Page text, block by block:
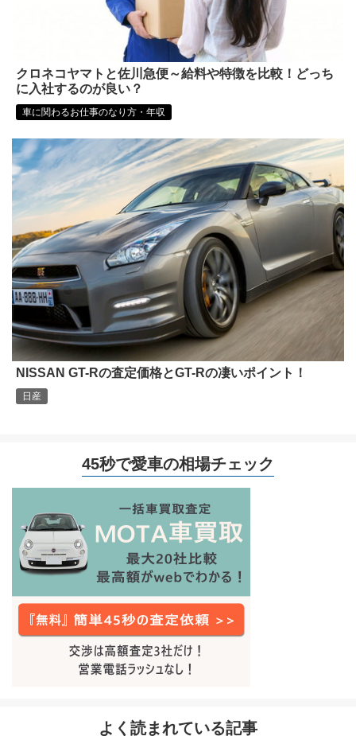
クロネコヤマトと佐川急便～給料や特徴を比較！どっち
に入社するのが良い？
車に関わるお仕事のなり方・年収
NISSAN GT-Rの査定価格とGT-Rの凄いポイント！
日産
45秒で愛車の相場チェック
よく読まれている記事